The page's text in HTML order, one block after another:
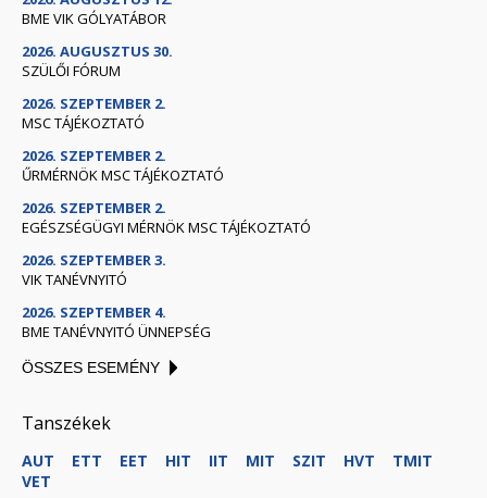
BME VIK GÓLYATÁBOR
2026. AUGUSZTUS 30.
SZÜLŐI FÓRUM
2026. SZEPTEMBER 2.
MSC TÁJÉKOZTATÓ
2026. SZEPTEMBER 2.
ŰRMÉRNÖK MSC TÁJÉKOZTATÓ
2026. SZEPTEMBER 2.
EGÉSZSÉGÜGYI MÉRNÖK MSC TÁJÉKOZTATÓ
2026. SZEPTEMBER 3.
VIK TANÉVNYITÓ
2026. SZEPTEMBER 4.
BME TANÉVNYITÓ ÜNNEPSÉG
ÖSSZES ESEMÉNY
Tanszékek
AUT ETT EET HIT IIT MIT SZIT HVT
TMIT
VET